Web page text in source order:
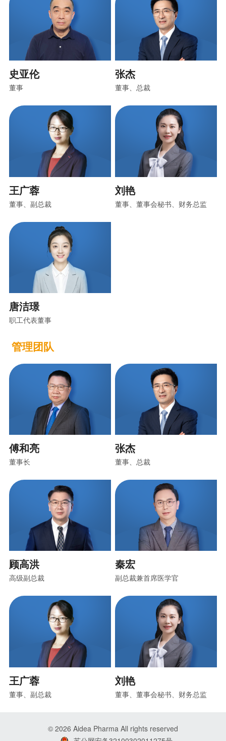
史亚伦
董事
张杰
董事、总裁
王广蓉
董事、副总裁
刘艳
董事、董事会秘书、财务总监
唐洁璟
职工代表董事
管理团队
傅和亮
董事长
张杰
董事、总裁
顾高洪
高级副总裁
秦宏
副总裁兼首席医学官
王广蓉
董事、副总裁
刘艳
董事、董事会秘书、财务总监
© 2026 Aidea Pharma All rights reserved